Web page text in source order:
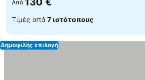
Από
Τιμές από 7 ιστότοπους
Δημοφιλής επιλογή